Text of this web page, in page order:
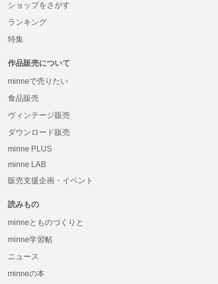
ショップをさがす
ランキング
特集
作品販売について
minneで売りたい
食品販売
ヴィンテージ販売
ダウンロード販売
minne PLUS
minne LAB
販売支援企画・イベント
読みもの
minneとものづくりと
minne学習帖
ニュース
minneの本